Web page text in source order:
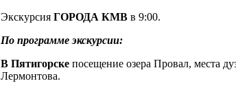
Экскурсия ГОРОДА КМВ в 9:00.
По программе экскурсии:
В Пятигорске посещение озера Провал, места
Лермонтова.